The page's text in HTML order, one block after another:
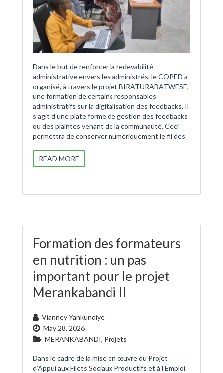
Dans le but de renforcer la redevabilité
administrative envers les administrés, le COPED a
organisé, à travers le projet BIRATURABATWESE,
une formation de certains responsables
administratifs sur la digitalisation des feedbacks. Il
s’agit d’une plate forme de gestion des feedbacks
ou des plaintes venant de la communauté. Ceci
permettra de conserver numériquement le fil des
READ MORE
Formation des formateurs
en nutrition : un pas
important pour le projet
Merankabandi II
Vianney Yankundiye
May 28, 2026
MERANKABANDI, Projets
Dans le cadre de la mise en œuvre du Projet
d’Appui aux Filets Sociaux Productifs et à l’Emploi